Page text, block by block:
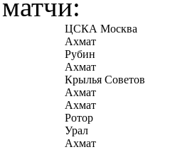
ЦСКА Москва
Ахмат
Рубин
Ахмат
Крылья Советов
Ахмат
Ахмат
Ротор
Урал
Ахмат